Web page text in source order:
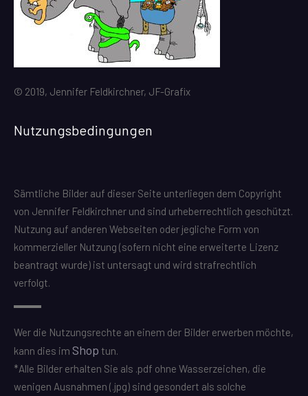
© 2019, Jennifer Feldkirchner, JF-Grafix
Nutzungsbedingungen
Sämtliche Bilder auf dieser Seite unterliegen dem Copyright
von Jennifer Feldkirchner und sind urheberrechtlich geschützt.
Nutzung auf anderen Webseiten oder jegliche Form von
kommerzieller Nutzung (sofern nicht eine erweiterte Lizenz
beantragt wurde) ist untersagt und wird strafrechtlich
verfolgt.
Wer die Nutzungsrechte an einem der Bilder erwerben möchte,
kann dies im Shop tun.
*Alle Bilder erhalten Sie als .pdf ohne Wasserzeichen, die
wenigen Ausnahmen (.jpg) sind gesondert als solche